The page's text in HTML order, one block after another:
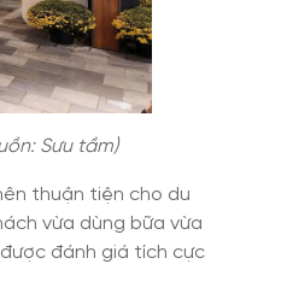
Sưu tầm)
thuận tiện cho du
vừa dùng bữa vừa
đánh giá tích cực